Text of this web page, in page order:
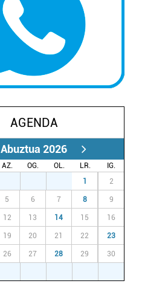
AGENDA
Abuztua 2026
AZ. OG. OL. LR.
IG.
1 2
5 6 7 8 9
12 13 14 15 16
19 20 21 22 23
26 27 28 29 30